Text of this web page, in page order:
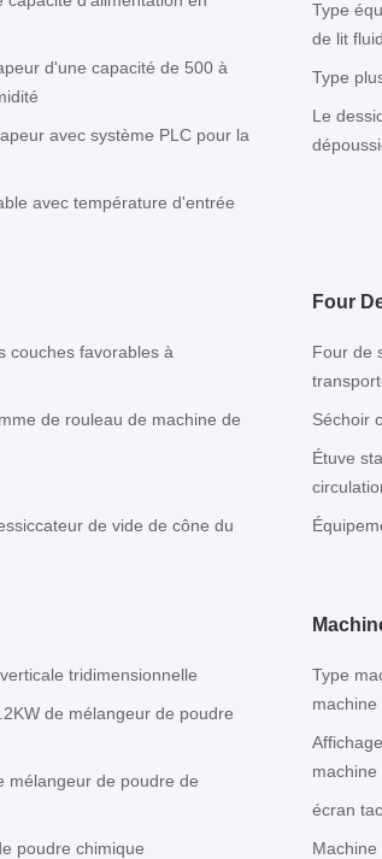
d'une capacité de 500 à
avec système PLC pour la
avec température d'entrée
Type
de lit
Type
Le
couches favorables à
de rouleau de machine de
de vide de cône du
Four
Four de
Séchoir
Étuve
tridimensionnelle
de mélangeur de poudre
mélangeur de poudre de
poudre chimique
Type
écran